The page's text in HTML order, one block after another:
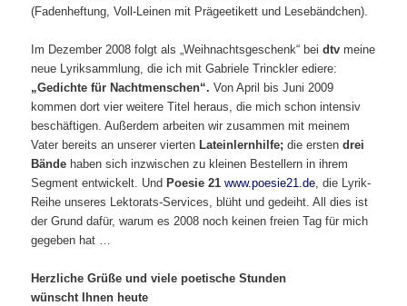
(Fadenheftung, Voll-Leinen mit Prägeetikett und Lesebändchen).
Im Dezember 2008 folgt als „Weihnachtsgeschenk“ beidtv meine
neue Lyriksammlung, die ich mit Gabriele Trinckler ediere:
„Gedichte für Nachtmenschen“.Von April bis Juni 2009
kommen dort vier weitere Titel heraus, die mich schon intensiv
beschäftigen. Außerdem arbeiten wir zusammen mit meinem
Vater bereits an unserer vierten Lateinlernhilfe;die ersten drei
Bände haben sich inzwischen zu kleinen Bestellern in ihrem
Segment entwickelt. Und Poesie 21www.poesie21.de, die Lyrik-
Reihe unseres Lektorats-Services, blüht und gedeiht. All dies ist
der Grund dafür, warum es 2008 noch keinen freien Tag für mich
gegeben hat …
Herzliche Grüße und viele poetische Stunden
wünscht Ihnen heute